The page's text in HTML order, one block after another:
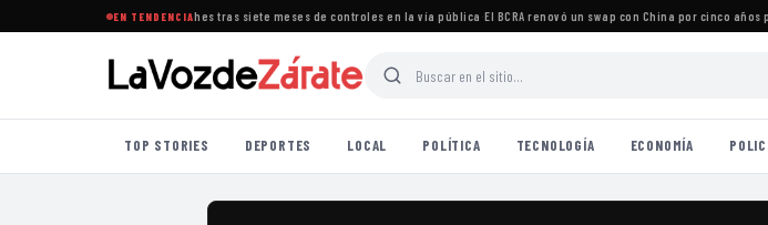
EN TENDENCIA
la presencia de cuidacoches tras siete meses de controles en la vía pública·El BCRA renovó un swap con China por cinco años
TOP STORIES DEPORTES LOCAL POLÍTICA TECNOLOGÍA ECONOMÍA